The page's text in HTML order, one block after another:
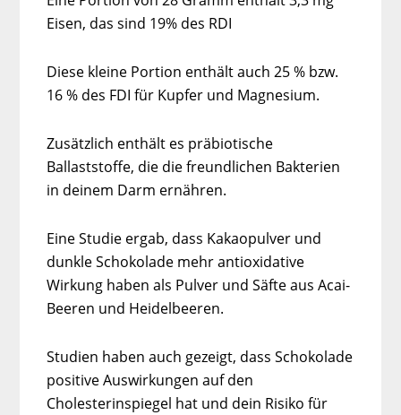
Eisen, das sind 19% des RDI
Diese kleine Portion enthält auch 25 % bzw.
16 % des FDI für Kupfer und Magnesium.
Zusätzlich enthält es präbiotische
Ballaststoffe, die die freundlichen Bakterien
in deinem Darm ernähren.
Eine Studie ergab, dass Kakaopulver und
dunkle Schokolade mehr antioxidative
Wirkung haben als Pulver und Säfte aus Acai-
Beeren und Heidelbeeren.
Studien haben auch gezeigt, dass Schokolade
positive Auswirkungen auf den
Cholesterinspiegel hat und dein Risiko für